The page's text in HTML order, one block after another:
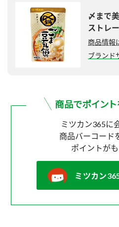
〆まで
ストレ
商品情報
ブランド
ミツカン365に
商品バーコード
ポイントがも
ミツカン